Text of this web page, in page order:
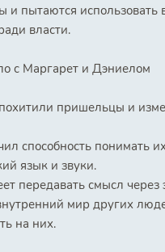
и пытаются использовать
власти.
с Маргарет и Дэниелом
пришельцы и
способность понимать
язык и звуки.
передавать смысл через
мир других
на них.